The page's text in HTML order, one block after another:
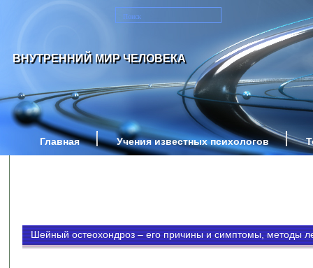
ВНУТРЕННИЙ МИР ЧЕЛОВЕКА
Главная Учения известных психологов
Шейный остеохондроз – его причины и симптомы, методы